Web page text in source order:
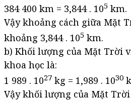
384 400 km = 3,844 . 105 km.
Vậy khoảng cách giữa Mặt
khoảng 3,844 . 105 km.
b) Khối lượng của Mặt Trời
khoa học là:
1 989 . 1027 kg = 1,989 . 1030
Vậy khối lượng của Mặt Trời